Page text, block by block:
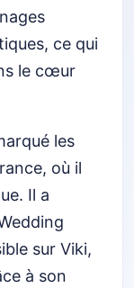
ce qui
le cœur
les
où il
Il a
sur Viki,
à son